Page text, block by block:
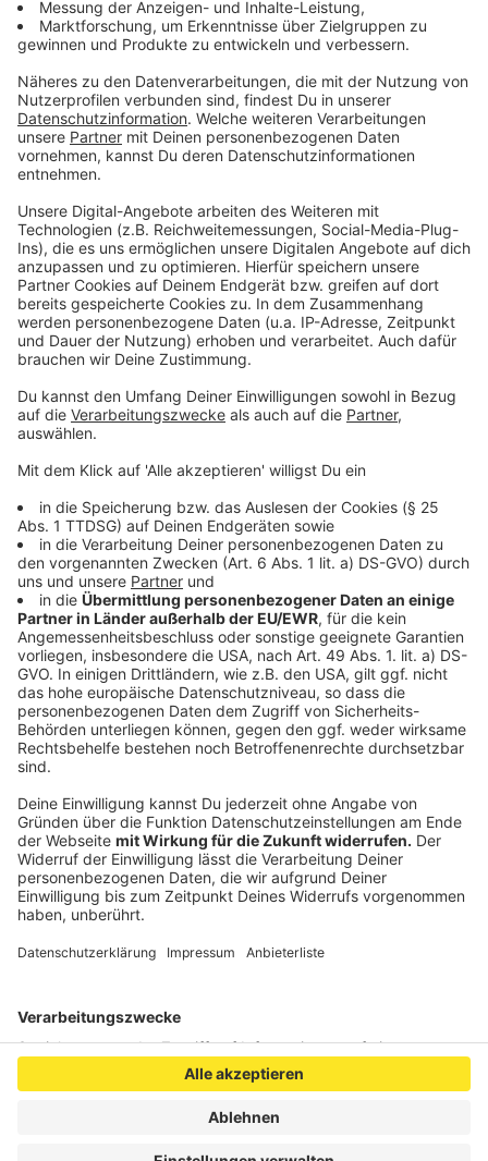
RegioEntsorgung bestellt werden. Darin werden die
organischen Abfälle aus der Küche – etwa
verwelkte Schnittblumen – getrennt gesammelt.
Gartenabfälle dürfen nicht hinein, weil in Teilen von
Stolberg eine geogene Vorbelastung besteht.
zwei Wochen.
Durch die getrennte Sammlung von Küchenabfällen in
der Küchentonne kann das Volumen der
Restmülltonne – wie bei der Eigenkompostierung –
auf Wunsch um die Hälfte reduziert werden.
sich als positiv herausgestellt und Nachfragen nach
der Getrennthaltung von organischen Abfällen erhalte
man seitdem auch aus anderen Stadtteilen Stolbergs.
Für eine rechtzeitige Bearbeitung soll man die
RegioEntsorgung bis zum 20. Oktober 2023 kontakten
– das betreffe auch den Stadtteil Breinig.
Am Freitag, 6.10., beantwortet die Abfallberatung
Fragen zur Küchentonne auf dem Jordansplatz
während des Wochenmarkts von 9 bis 12 Uhr und
am Samstag, 7.10., am Kaiserplatz während des
Wochenmarkts ebenfalls von 9 bis 12 Uhr.
Anzeige